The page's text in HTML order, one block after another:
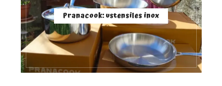
Pranacook: ustensiles inox